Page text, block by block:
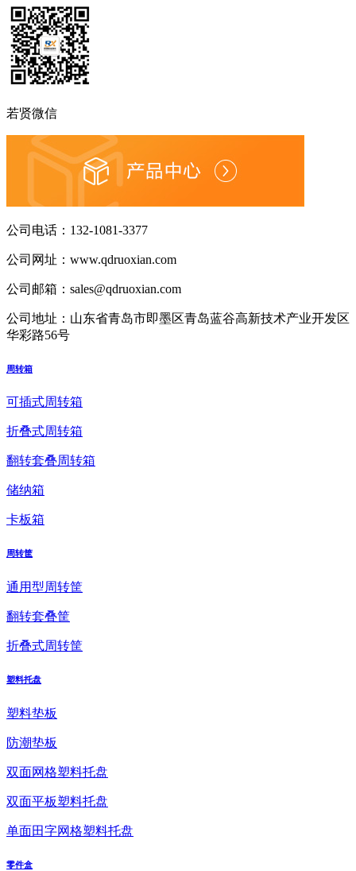
若贤微信
公司电话： 132-1081-3377
公司网址： www.qdruoxian.com
公司邮箱： sales@qdruoxian.com
公司地址： 山东省青岛市即墨区青岛蓝谷高新技术产业开发区
华彩路56号
周转箱
可插式周转箱
折叠式周转箱
翻转套叠周转箱
储纳箱
卡板箱
周转筐
通用型周转筐
翻转套叠筐
折叠式周转筐
塑料托盘
塑料垫板
防潮垫板
双面网格塑料托盘
双面平板塑料托盘
单面田字网格塑料托盘
零件盒